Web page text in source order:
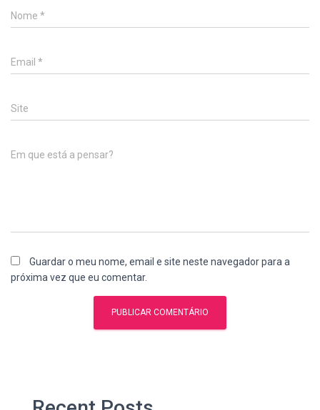
Nome *
Email *
Site
Em que está a pensar?
Guardar o meu nome, email e site neste navegador para a
próxima vez que eu comentar.